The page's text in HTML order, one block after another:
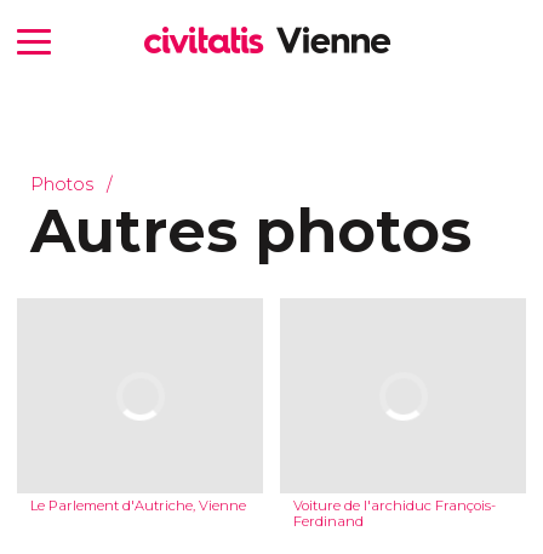
Photos
Autres photos
Le Parlement d'Autriche, Vienne
Voiture de l'archiduc François-
Ferdinand